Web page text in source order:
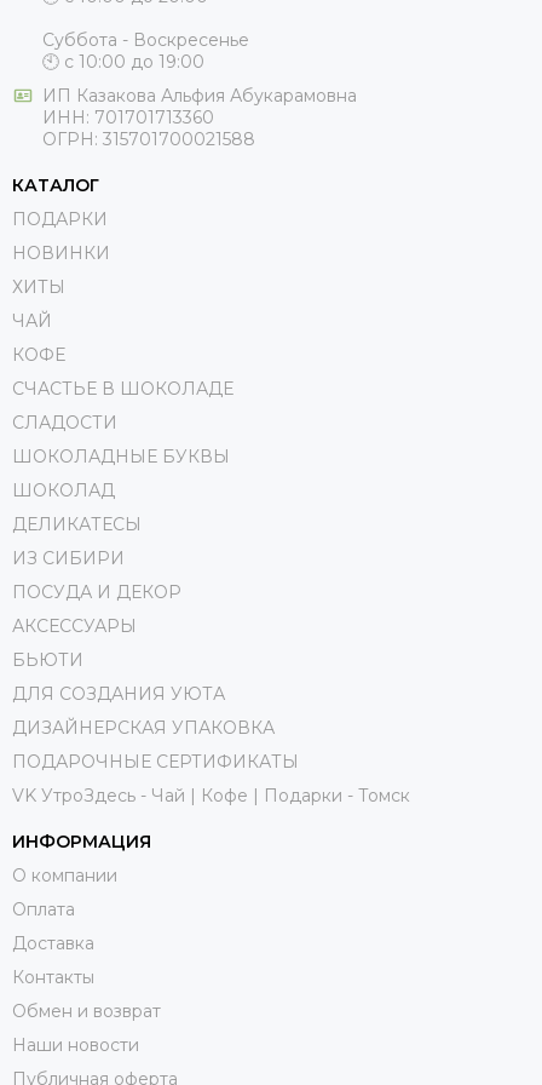
Суббота - Воскресенье
🕙 с 10:00 до 19:00
ИП Казакова Альфия Абукарамовна
ИНН: 701701713360
ОГРН: 315701700021588
КАТАЛОГ
ПОДАРКИ
НОВИНКИ
ХИТЫ
ЧАЙ
КОФЕ
СЧАСТЬЕ В ШОКОЛАДЕ
СЛАДОСТИ
ШОКОЛАДНЫЕ БУКВЫ
ШОКОЛАД
ДЕЛИКАТЕСЫ
ИЗ СИБИРИ
ПОСУДА И ДЕКОР
АКСЕССУАРЫ
БЬЮТИ
ДЛЯ СОЗДАНИЯ УЮТА
ДИЗАЙНЕРСКАЯ УПАКОВКА
ПОДАРОЧНЫЕ СЕРТИФИКАТЫ
VK УтроЗдесь - Чай | Кофе | Подарки - Томск
ИНФОРМАЦИЯ
О компании
Оплата
Доставка
Контакты
Обмен и возврат
Наши новости
Публичная оферта